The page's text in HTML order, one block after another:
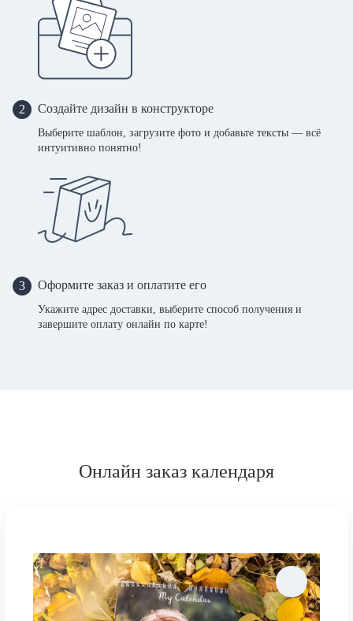
2 Создайте дизайн в конструкторе
Выберите шаблон, загрузите фото и добавьте тексты — всё
интуитивно понятно!
3 Оформите заказ и оплатите его
Укажите адрес доставки, выберите способ получения и
завершите оплату онлайн по карте!
Онлайн заказ календаря